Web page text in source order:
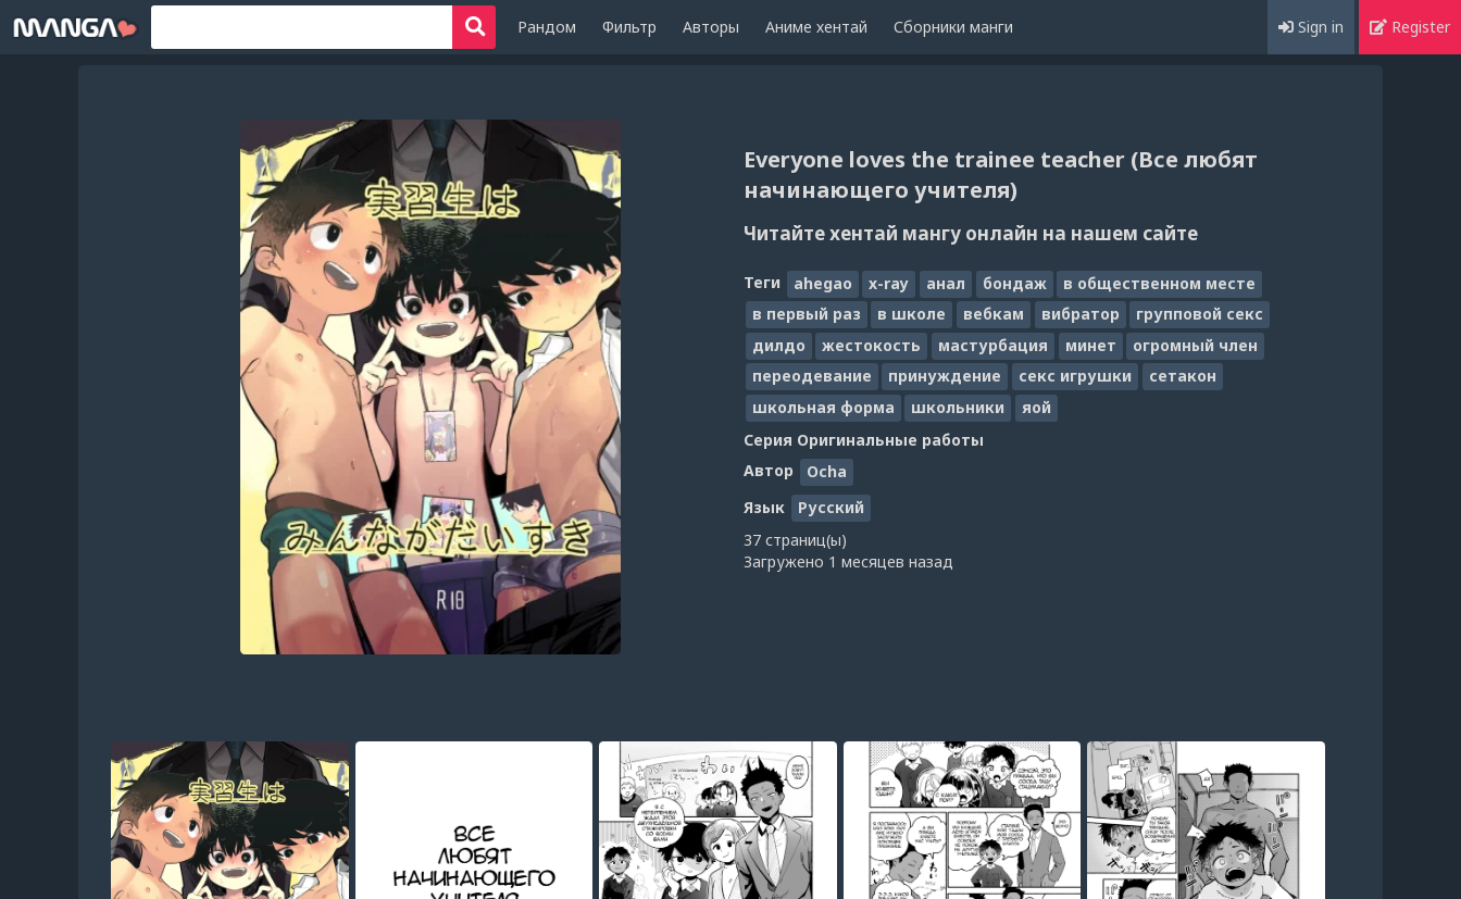
Рандом Фильтр Авторы Аниме хентай Сборники манги Sign in Register
Everyone loves the trainee teacher (Все любят
начинающего учителя)
Читайте хентай мангу онлайн на нашем сайте
Теги ahegao x-ray анал бондаж
в общественном месте
в первый раз
в школе вебкам вибратор
групповой секс
дилдо
жестокость мастурбация минет
огромный член
переодевание
принуждение секс игрушки
сетакон
школьная форма
школьники
яой
Серия Оригинальные работы
Автор
Ocha
Язык
Русский
37 страниц(ы)
Загружено 1 месяцев назад